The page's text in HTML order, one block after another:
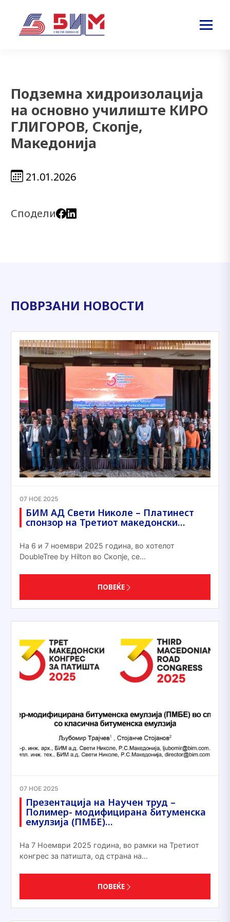
Подземна хидроизолација
на основно училиште КИРО
ГЛИГОРОВ, Скопје,
Македонија
21.01.2026
Сподели
ПОВРЗАНИ НОВОСТИ
07 НОЕ 2025
БИМ АД Свети Николе – Платинест
спонзор на Третиот македонски…
На 6 и 7 ноември 2025 година, во хотелот
DoubleTree by Hilton во Скопје, се…
ПОВЕЌЕ
07 НОЕ 2025
Презентација на Научен труд –
Полимер- модифицирана битуменска
емулзија (ПМБЕ)…
На 7 Ноември 2025 година, во рамки на Третиот
конгрес за патишта, од страна на…
ПОВЕЌЕ